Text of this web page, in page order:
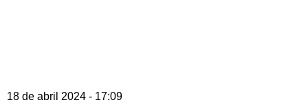
18 de abril 2024 - 17:09